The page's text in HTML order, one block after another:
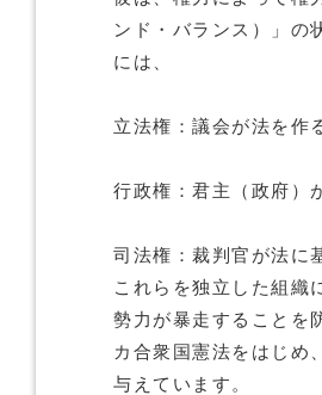
ンド・バランス）」の
には、
立法権：議会が法を作
行政権：君主（政府）
司法権：裁判官が法に
これらを独立した組織
勢力が暴走することを
カ合衆国憲法をはじめ
与えています。